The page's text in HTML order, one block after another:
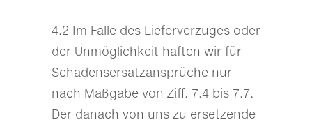
4.2 Im Falle des Lieferverzuges oder
der Unmöglichkeit haften wir für
Schadensersatzansprüche nur
nach Maßgabe von Ziff. 7.4 bis 7.7.
Der danach von uns zu ersetzende